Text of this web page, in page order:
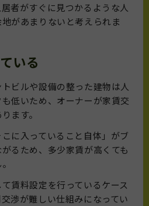
者がすぐに見つかるような人
があまりないと考えられま
いる
ビルや設備の整った建物は人
低いため、オーナーが家賃交
ます。
に入っていること自体」がブ
るため、多少家賃が高くても
賃料設定を行っているケース
渉が難しい仕組みになってい